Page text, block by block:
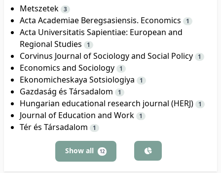
Metszetek 3
Acta Academiae Beregsasiensis. Economics 1
Acta Universitatis Sapientiae: European and
Regional Studies
1
Corvinus Journal of Sociology and Social Policy 1
Economics and Sociology 1
Ekonomicheskaya Sotsiologiya 1
Gazdaság és Társadalom 1
Hungarian educational research journal (HERJ) 1
Journal of Education and Work 1
Tér és Társadalom 1
Show all 12